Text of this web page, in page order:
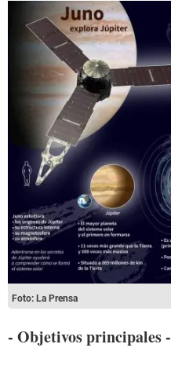
Foto: La Prensa
- Objetivos principales -